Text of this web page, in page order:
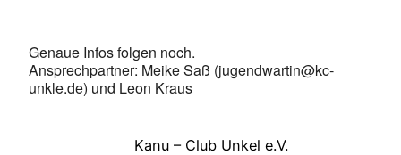
Genaue Infos folgen noch.
Ansprechpartner: Meike Saß (jugendwartin@kc-
unkle.de) und Leon Kraus
Kanu – Club Unkel e.V.